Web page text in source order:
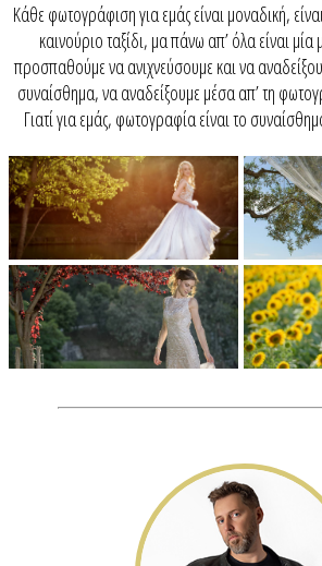
Κάθε φωτογράφιση για εμάς είναι μοναδική,
καινούριο ταξίδι, μα πάνω απ’ όλα είναι
προσπαθούμε να ανιχνεύσουμε και να
συναίσθημα, να αναδείξουμε μέσα απ’ τη
Γιατί για εμάς, φωτογραφία είναι το